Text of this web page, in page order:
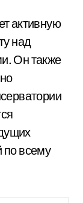
активную
над
Он также
по всему